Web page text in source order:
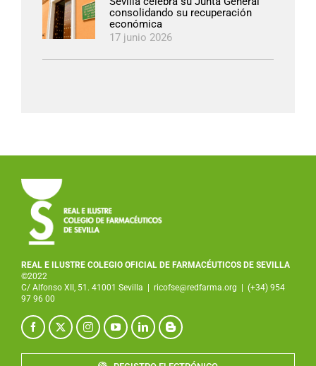
consolidando su recuperación
económica
17 junio 2026
REAL E ILUSTRE COLEGIO OFICIAL DE FARMACÉUTICOS DE SEVILLA
©2022
C/ Alfonso XII, 51. 41001 Sevilla | ricofse@redfarma.org | (+34) 954
97 96 00